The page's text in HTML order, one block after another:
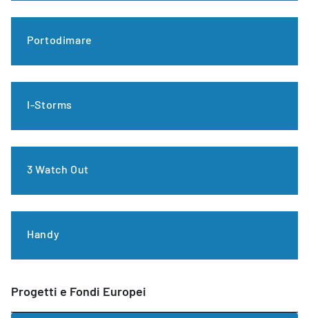
Portodimare
I-Storms
3 Watch Out
Handy
Progetti e Fondi Europei